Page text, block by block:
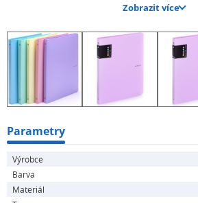
Kroužkový pořadač umožňuje
materiály Doklady uvnitř pevně drží 4
dokumenty ve velikosti A4 Jeho šířka
pořadače jsou zhotoveny z pevného
PASTELINI je fialová Snadno
umožňuje bezproblémové čištění
doklady jsou na svém místě Praktický
mechanismus šanonu vám umožní...
Zobrazit více
Parametry
Výrobce
Barva
Materiál